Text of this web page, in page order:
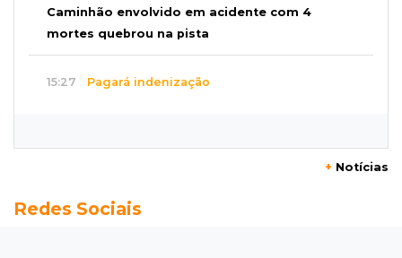
Caminhão envolvido em acidente com 4
mortes quebrou na pista
15:27 Pagará indenização
Rodamos 1.000 km com o Basalt; veja onde
+ Notícias
Redes Sociais